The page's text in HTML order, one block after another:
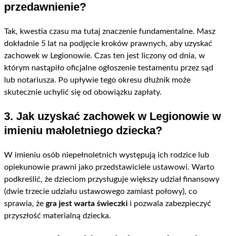
przedawnienie?
Tak, kwestia czasu ma tutaj znaczenie fundamentalne. Masz
dokładnie 5 lat na podjęcie kroków prawnych, aby uzyskać
zachowek w Legionowie. Czas ten jest liczony od dnia, w
którym nastąpiło oficjalne ogłoszenie testamentu przez sąd
lub notariusza. Po upływie tego okresu dłużnik może
skutecznie uchylić się od obowiązku zapłaty.
3. Jak uzyskać zachowek w Legionowie w
imieniu małoletniego dziecka?
W imieniu osób niepełnoletnich występują ich rodzice lub
opiekunowie prawni jako przedstawiciele ustawowi. Warto
podkreślić, że dzieciom przysługuje większy udział finansowy
(dwie trzecie udziału ustawowego zamiast połowy), co
sprawia, że gra jest warta świeczki i pozwala zabezpieczyć
przyszłość materialną dziecka.